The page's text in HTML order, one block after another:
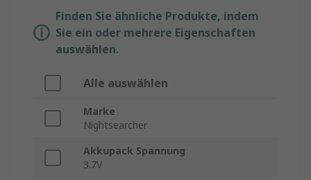
Finden Sie ähnliche Produkte, indem
Sie ein oder mehrere Eigenschaften
auswählen.
Alle auswählen
Marke
Nightsearcher
Akkupack Spannung
3.7V